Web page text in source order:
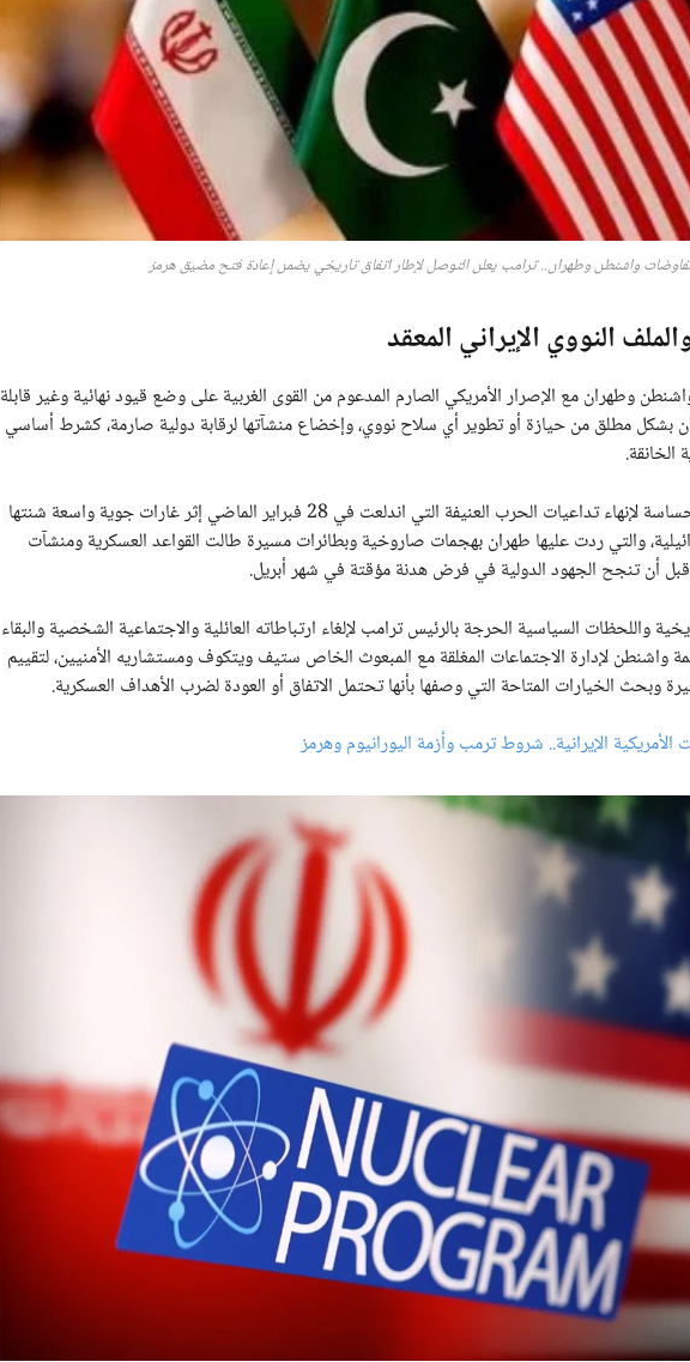
واشنطن وطهران.. ترامب يعلن التوصل لإطار اتفاق تاريخي يضمن إعادة فتح مضيق هرمز
النووي الإيراني المعقد
وطهران مع الإصرار الأمريكي الصارم المدعوم من القوى الغربية على وضع قيود نهائية وغير قابلة
بشكل مطلق من حيازة أو تطوير أي سلاح نووي، وإخضاع منشآتها لرقابة دولية صارمة، كشرط أساسي
الخانقة.
وتأتي هذه التطورات الحساسة لإنهاء تداعيات الحرب العنيفة التي اندلعت في 28 فبراير الماضي إثر غارات جوية واسعة شنتها
والتي ردت عليها طهران بهجمات صاروخية وبطائرات مسيرة طالت القواعد العسكرية ومنشآت
قبل أن تنجح الجهود الدولية في فرض هدنة مؤقتة في شهر أبريل.
واللحظات السياسية الحرجة بالرئيس ترامب لإلغاء ارتباطاته العائلية والاجتماعية الشخصية والبقاء
واشنطن لإدارة الاجتماعات المغلقة مع المبعوث الخاص ستيف ويتكوف ومستشاريه الأمنيين، لتقييم
وبحث الخيارات المتاحة التي وصفها بأنها تحتمل الاتفاق أو العودة لضرب الأهداف العسكرية.
الأمريكية الإيرانية.. شروط ترمب وأزمة اليورانيوم وهرمز